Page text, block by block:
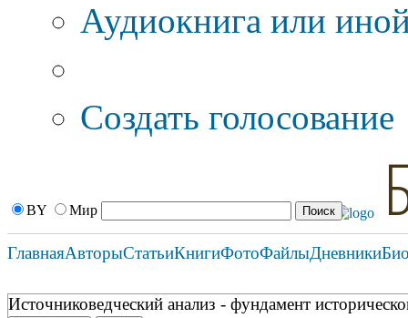
Аудиокнига или
Создать голосование
BY Мир
ГлавнаяАвторыСтатьиКнигиФотоФайлыДневники
Источниковедческий анализ - фундамент